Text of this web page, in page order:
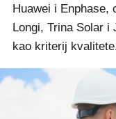
Huawei i Enphase,
Longi, Trina Solar i
kao kriterij